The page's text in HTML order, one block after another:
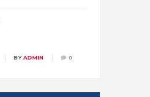
BYADMIN 0